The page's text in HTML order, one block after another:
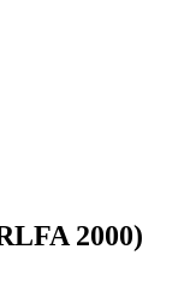
2000)